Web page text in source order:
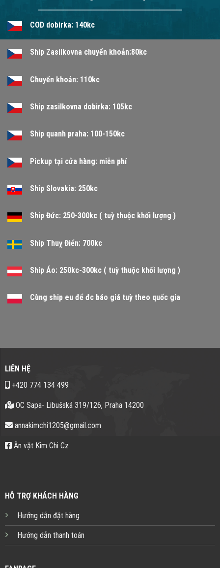
COD dobirka: 140kc
Ship Zasilkovna chuyển khoản:80kc
Chuyển khoản: 110kc
Ship zasilkovna dobirka: 105kc
Ship quanh praha: 100-150kc
Pickup tại cửa hàng: miễn phí
Ship Slovakia: 250kc
Ship Đức: 250-300kc ( tuỳ thuộc khối lượng )
Ship Thuỵ Điển: 700kc
Ship Áo: 250kc-300kc ( tuỳ thuộc khối lượng )
Cùng ship eu để đc báo giá tuỳ theo quốc gia
LIÊN HỆ
+420 774 134 499
OC Sapa- Libušská 319/126, Praha 14200
annakimchi1205@gmail.com
Ăn vặt Kim Chi Cz
HỖ TRỢ KHÁCH HÀNG
Hướng dẫn đặt hàng
Hướng dẫn thanh toán